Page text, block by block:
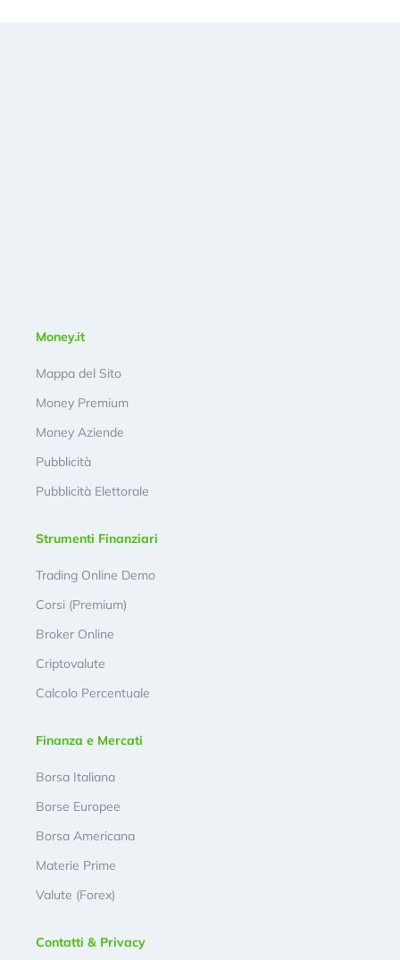
Money.it
Mappa del Sito
Money Premium
Money Aziende
Pubblicità
Pubblicità Elettorale
Strumenti Finanziari
Trading Online Demo
Corsi (Premium)
Broker Online
Criptovalute
Calcolo Percentuale
Finanza e Mercati
Borsa Italiana
Borse Europee
Borsa Americana
Materie Prime
Valute (Forex)
Contatti & Privacy